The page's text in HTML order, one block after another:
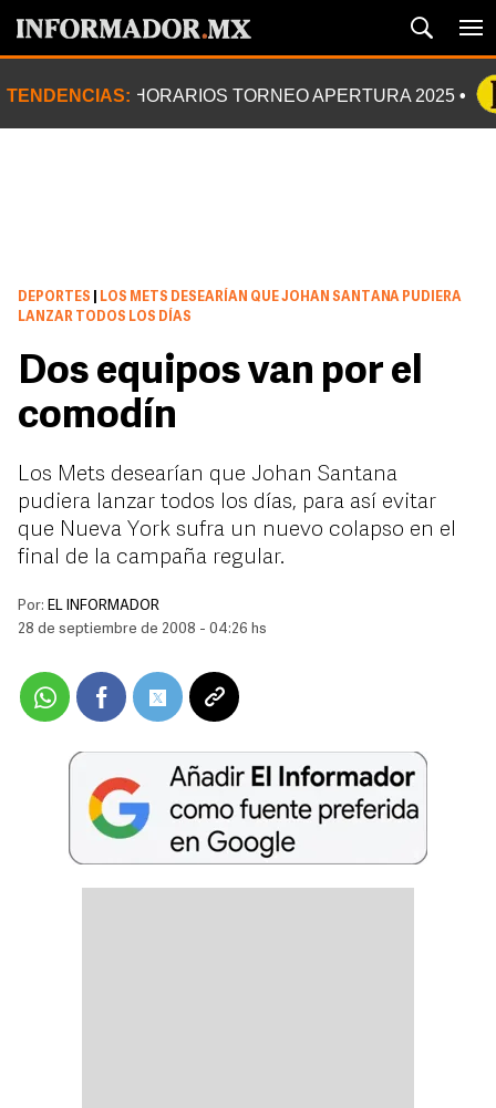
TENDENCIAS: HORARIOS TORNEO APERTURA 2025
DEPORTES
LOS METS DESEARÍAN QUE JOHAN SANTANA PUDIERA
LANZAR TODOS LOS DÍAS
Dos equipos van por el
comodín
Los Mets desearían que Johan Santana
pudiera lanzar todos los días, para así evitar
que Nueva York sufra un nuevo colapso en el
final de la campaña regular.
Por: EL INFORMADOR
28 de septiembre de 2008 - 04:26 hs